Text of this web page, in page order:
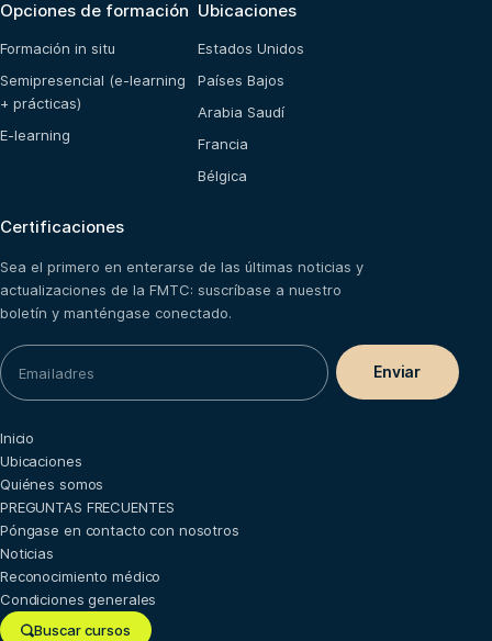
Opciones de formación
Formación in situ
Semipresencial (e-learning
+ prácticas)
E-learning
Ubicaciones
Estados Unidos
Países Bajos
Arabia Saudí
Francia
Bélgica
Certificaciones
Sea el primero en enterarse de las últimas noticias y
actualizaciones de la FMTC: suscríbase a nuestro
boletín y manténgase conectado.
Buscar cursos
Inicio
Ubicaciones
Quiénes somos
PREGUNTAS FRECUENTES
Póngase en contacto con nosotros
Noticias
Reconocimiento médico
Condiciones generales